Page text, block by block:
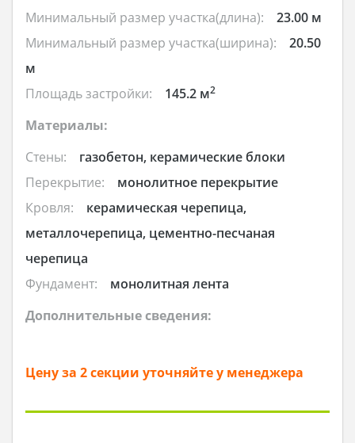
Минимальный размер участка(длина):
23.00 м
Минимальный размер участка(ширина):
20.50
м
Площадь застройки:
145.2 м2
Материалы:
Стены:
газобетон, керамические блоки
Перекрытие:
монолитное перекрытие
Кровля:
керамическая черепица,
металлочерепица, цементно-песчаная
черепица
Фундамент:
монолитная лента
Дополнительные сведения:
Цену за 2 секции уточняйте у менеджера